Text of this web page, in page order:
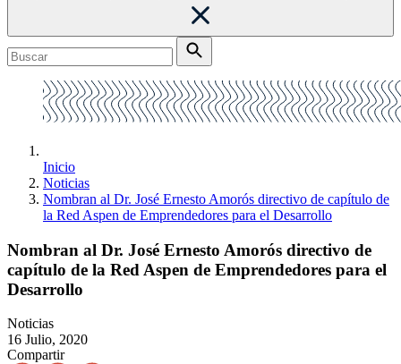
Inicio
Noticias
Nombran al Dr. José Ernesto Amorós directivo de capítulo de
la Red Aspen de Emprendedores para el Desarrollo
Nombran al Dr. José Ernesto Amorós directivo de
capítulo de la Red Aspen de Emprendedores para el
Desarrollo
Noticias
16 Julio, 2020
Compartir